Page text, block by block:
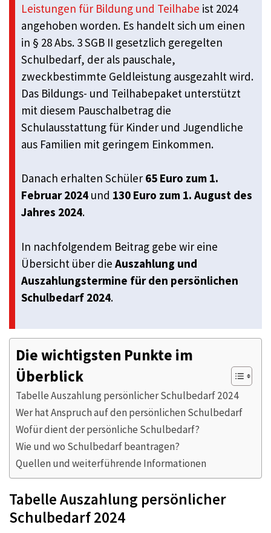
Leistungen für Bildung und Teilhabe ist 2024
angehoben worden. Es handelt sich um einen
in § 28 Abs. 3 SGB II gesetzlich geregelten
Schulbedarf, der als pauschale,
zweckbestimmte Geldleistung ausgezahlt wird.
Das Bildungs- und Teilhabepaket unterstützt
mit diesem Pauschalbetrag die
Schulausstattung für Kinder und Jugendliche
aus Familien mit geringem Einkommen.
Danach erhalten Schüler 65 Euro zum 1.
Februar 2024 und 130 Euro zum 1. August des
Jahres 2024.
In nachfolgendem Beitrag gebe wir eine
Übersicht über die Auszahlung und
Auszahlungstermine für den persönlichen
Schulbedarf 2024.
Die wichtigsten Punkte im
Überblick
Tabelle Auszahlung persönlicher Schulbedarf 2024
Wer hat Anspruch auf den persönlichen Schulbedarf
Wofür dient der persönliche Schulbedarf?
Wie und wo Schulbedarf beantragen?
Quellen und weiterführende Informationen
Tabelle Auszahlung persönlicher
Schulbedarf 2024